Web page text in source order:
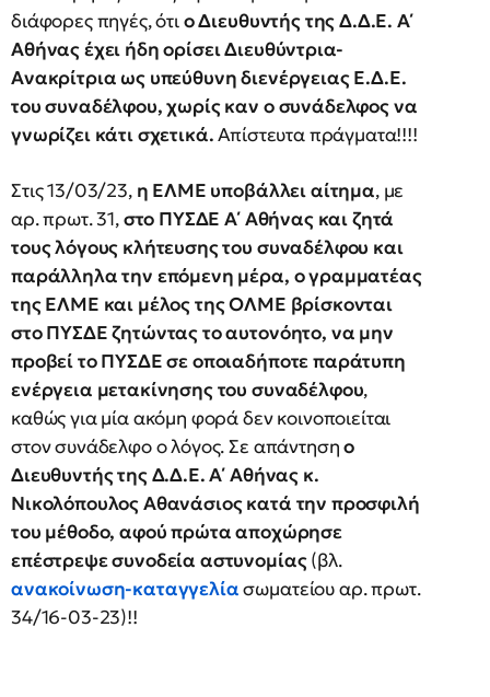
διάφορες πηγές, ότιο Διευθυντής της Δ.Δ.Ε. Α΄
Αθήνας έχει ήδη ορίσει Διευθύντρια-
Ανακρίτρια ως υπεύθυνη διενέργειας Ε.Δ.Ε.
του συναδέλφου, χωρίς καν ο συνάδελφος να
γνωρίζει κάτι σχετικά.Απίστευτα πράγματα!!!!
Στις 13/03/23, η ΕΛΜΕ υποβάλλει αίτημα, με
αρ. πρωτ. 31,στο ΠΥΣΔΕ Α΄ Αθήνας και ζητά
τους λόγους κλήτευσης του συναδέλφου και
παράλληλα την επόμενη μέρα, ο γραμματέας
της ΕΛΜΕ και μέλος της ΟΛΜΕ βρίσκονται
στο ΠΥΣΔΕ ζητώντας το αυτονόητο, να μην
προβεί το ΠΥΣΔΕ σε οποιαδήποτε παράτυπη
ενέργεια μετακίνησης του συναδέλφου,
καθώς για μία ακόμη φορά δεν κοινοποιείται
στον συνάδελφο ο λόγος. Σε απάντησηο
Διευθυντής της Δ.Δ.Ε. Α΄ Αθήνας κ.
Νικολόπουλος Αθανάσιος κατά την προσφιλή
του μέθοδο, αφού πρώτα αποχώρησε
επέστρεψε συνοδεία αστυνομίας(βλ.
ανακοίνωση-καταγγελίασωματείου αρ. πρωτ.
34/16-03-23)!!